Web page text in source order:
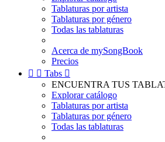
Tablaturas por artista
Tablaturas por género
Todas las tablaturas
Acerca de mySongBook
Precios
  Tabs 
ENCUENTRA TUS
Explorar catálogo
Tablaturas por artista
Tablaturas por género
Todas las tablaturas